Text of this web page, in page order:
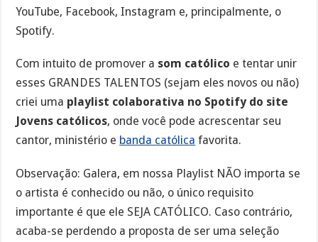
YouTube, Facebook, Instagram e, principalmente, o
Spotify.
Com intuito de promover a som católico e tentar unir
esses GRANDES TALENTOS (sejam eles novos ou não)
criei uma playlist colaborativa no Spotify do site
Jovens católicos, onde você pode acrescentar seu
cantor, ministério e banda católica favorita.
Observação: Galera, em nossa Playlist NÃO importa se
o artista é conhecido ou não, o único requisito
importante é que ele SEJA CATÓLICO. Caso contrário,
acaba-se perdendo a proposta de ser uma seleção